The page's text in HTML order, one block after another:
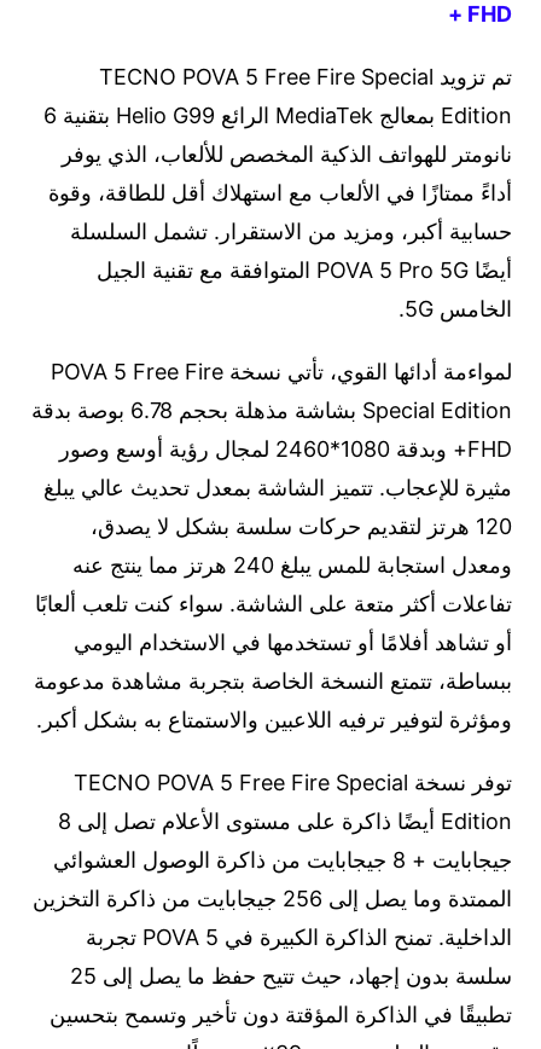
FHD +
تم تزويد TECNO POVA 5 Free Fire Special
Edition بمعالج MediaTek الرائع Helio G99 بتقنية 6
نانومتر للهواتف الذكية المخصص للألعاب، الذي يوفر
أداءً ممتازًا في الألعاب مع استهلاك أقل للطاقة، وقوة
حسابية أكبر، ومزيد من الاستقرار. تشمل السلسلة
أيضًا POVA 5 Pro 5G المتوافقة مع تقنية الجيل
الخامس 5G.
لمواءمة أدائها القوي، تأتي نسخة POVA 5 Free Fire
Special Edition بشاشة مذهلة بحجم 6.78 بوصة بدقة
FHD+ وبدقة 1080*2460 لمجال رؤية أوسع وصور
مثيرة للإعجاب. تتميز الشاشة بمعدل تحديث عالي يبلغ
120 هرتز لتقديم حركات سلسة بشكل لا يصدق،
ومعدل استجابة للمس يبلغ 240 هرتز مما ينتج عنه
تفاعلات أكثر متعة على الشاشة. سواء كنت تلعب ألعابًا
أو تشاهد أفلامًا أو تستخدمها في الاستخدام اليومي
ببساطة، تتمتع النسخة الخاصة بتجربة مشاهدة مدعومة
ومؤثرة لتوفير ترفيه اللاعبين والاستمتاع به بشكل أكبر.
توفر نسخة TECNO POVA 5 Free Fire Special
Edition أيضًا ذاكرة على مستوى الأعلام تصل إلى 8
جيجابايت + 8 جيجابايت من ذاكرة الوصول العشوائي
الممتدة وما يصل إلى 256 جيجابايت من ذاكرة التخزين
الداخلية. تمنح الذاكرة الكبيرة في POVA 5 تجربة
سلسة بدون إجهاد، حيث تتيح حفظ ما يصل إلى 25
تطبيقًا في الذاكرة المؤقتة دون تأخير وتسمح بتحسين